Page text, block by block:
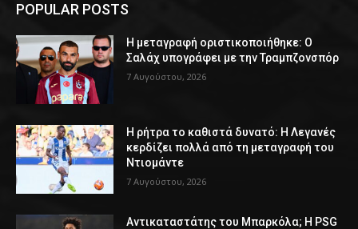
POPULAR POSTS
Η μεταγραφή οριστικοποιήθηκε: Ο
Σαλάχ υπογράφει με την Τραμπζονσπόρ
7 Αυγούστου, 2026
Η ρήτρα το καθιστά δυνατό: Η Λεγανές
κερδίζει πολλά από τη μεταγραφή του
Ντιομάντε
7 Αυγούστου, 2026
Αντικαταστάτης του Μπαρκόλα; Η PSG